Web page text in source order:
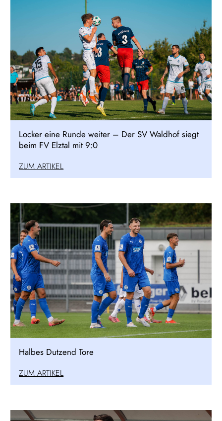
Locker eine Runde weiter – Der SV Waldhof siegt
beim FV Elztal mit 9:0
ZUM ARTIKEL
Halbes Dutzend Tore
ZUM ARTIKEL